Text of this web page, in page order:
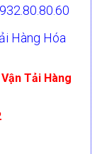
Hàng Hóa
Tải Hàng